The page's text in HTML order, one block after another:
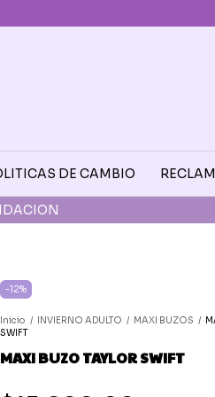
A 17:30
DE CAMBIO
-12%
Inicio / INVIERNO ADULTO / MAXI BUZOS /
SWIFT
MAXI BUZO TAYLOR SWIFT